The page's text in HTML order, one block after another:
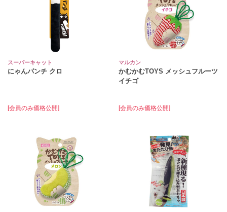
スーパーキャット
にゃんパンチ クロ
[会員のみ価格公開]
マルカン
かむかむTOYS メッシュフルーツ
イチゴ
[会員のみ価格公開]